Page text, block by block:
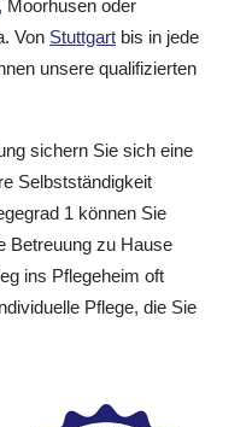
Moorhusen oder
Von Stuttgart bis in jede
unsere qualifizierten
sichern Sie sich eine
Selbstständigkeit
1 können Sie
Betreuung zu Hause
ins Pflegeheim oft
Pflege, die Sie